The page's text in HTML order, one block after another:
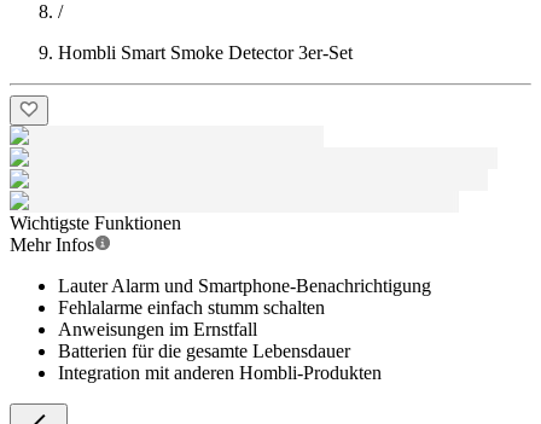
/
Hombli Smart Smoke Detector 3er-Set
Wichtigste Funktionen
Mehr Infos
Lauter Alarm und Smartphone-Benachrichtigung
Fehlalarme einfach stumm schalten
Anweisungen im Ernstfall
Batterien für die gesamte Lebensdauer
Integration mit anderen Hombli-Produkten